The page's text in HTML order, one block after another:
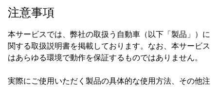
注意事項
本サービスでは、弊社の取扱う自動車（以下「製品」）に
関する取扱説明書を掲載しております。なお、本サービス
はあらゆる環境で動作を保証するものではありません。
実際にご使用いただく製品の具体的な使用方法、その他注